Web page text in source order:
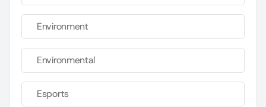
Environment
Environmental
Esports